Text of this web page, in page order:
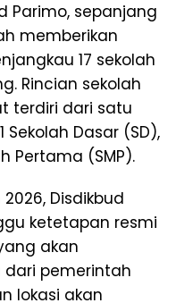
Parimo, sepanjang
memberikan
17 sekolah
Rincian sekolah
terdiri dari satu
Sekolah Dasar (SD),
Pertama (SMP).
Disdikbud
ketetapan resmi
akan
pemerintah
lokasi akan